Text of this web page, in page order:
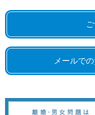
メールで